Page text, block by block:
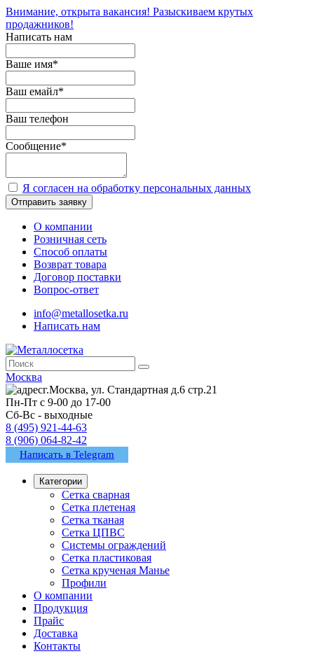
Внимание, открыта вакансия! Разыскиваем крутых
продажников!
Написать нам
Ваше имя*
Ваш емайл*
Ваш телефон
Сообщение*
Я согласен на обработку персональных данных
Отправить заявку
О компании
Розничная сеть
Способ оплаты
Возврат товара
Договор поставки
Вопрос-ответ
info@metallosetka.ru
Написать нам
Москва
г.Москва, ул. Стандартная д.6 стр.21
Пн-Пт с 9-00 до 17-00
Сб-Вс - выходные
8 (495) 921-44-63
8 (906) 064-82-42
Написать в Telegram
Категории
Сетка сварная
Сетка плетеная
Сетка тканая
Сетка ЦПВС
Системы ограждений
Сетка пластиковая
Сетка крученая Манье
Профили
О компании
Продукция
Прайс
Доставка
Контакты